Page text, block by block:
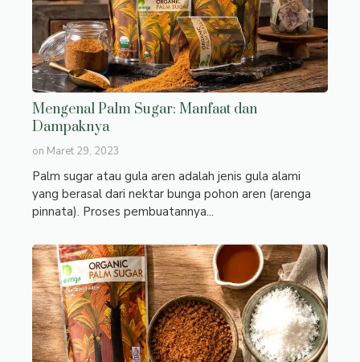
Mengenal Palm Sugar: Manfaat dan
Dampaknya
on Maret 29, 2023
Palm sugar atau gula aren adalah jenis gula alami
yang berasal dari nektar bunga pohon aren (arenga
pinnata). Proses pembuatannya...